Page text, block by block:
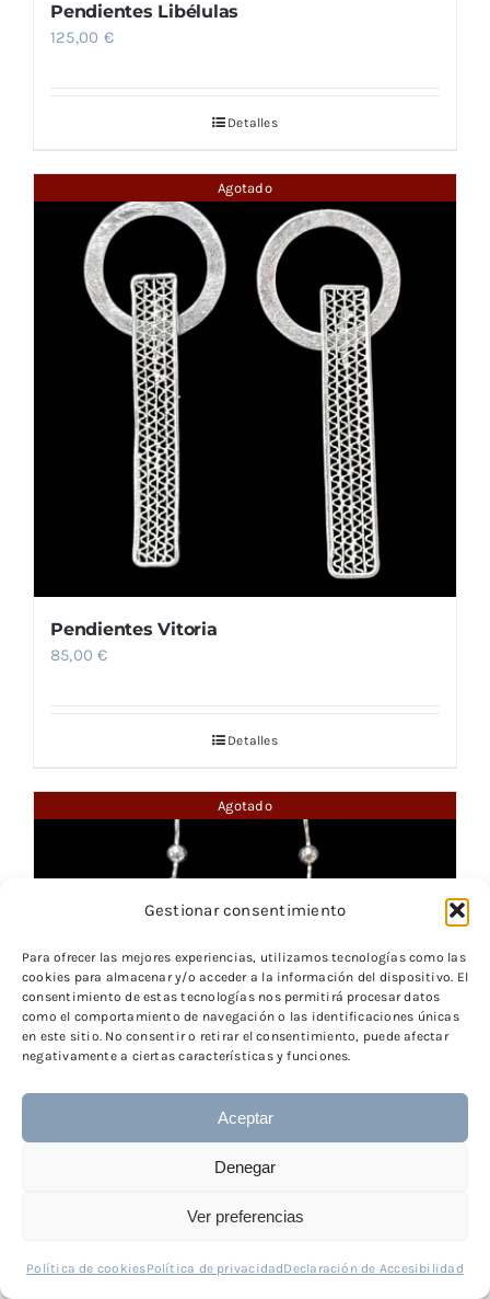
Gestionar consentimiento
Para ofrecer las mejores experiencias, utilizamos tecnologías como las
cookies para almacenar y/o acceder a la información del dispositivo. El
consentimiento de estas tecnologías nos permitirá procesar datos
como el comportamiento de navegación o las identificaciones únicas
en este sitio. No consentir o retirar el consentimiento, puede afectar
negativamente a ciertas características y funciones.
Aceptar
Denegar
Ver preferencias
Política de cookiesPolítica de privacidadDeclaración de Accesibilidad
Pendientes Libélulas
125,00 €
Detalles
Agotado
Pendientes Vitoria
85,00€
Detalles
Agotado
130,00€